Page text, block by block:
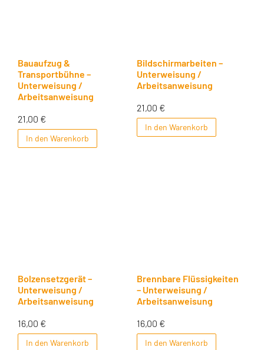
Bauaufzug &
Transportbühne –
Unterweisung /
Arbeitsanweisung
21,00 €
In den Warenkorb
Bildschirmarbeiten –
Unterweisung /
Arbeitsanweisung
21,00 €
In den Warenkorb
Bolzensetzgerät –
Unterweisung /
Arbeitsanweisung
16,00 €
In den Warenkorb
Brennbare Flüssigkeiten
– Unterweisung /
Arbeitsanweisung
16,00 €
In den Warenkorb